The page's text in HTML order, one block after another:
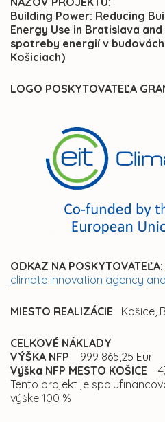
Building Power: Reducing
Energy Use in Bratislava
spotreby energií v
Košiciach)
LOGO POSKYTOVATEĽA
ODKAZ NA POSKYTOVATEĽA:
climate innovation agency
MIESTO REALIZÁCIE Košice,
CELKOVÉ NÁKLADY
VÝŠKA NFP 999 865,25 Eur
Výška NFP MESTO KOŠICE
Tento projekt je
výške 100 %